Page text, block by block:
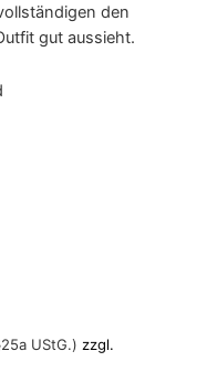
den
gut aussieht.
UStG.) zzgl.